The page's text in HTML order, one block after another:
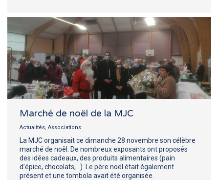
Marché de noël de la MJC
Actualités, Associations
La MJC organisait ce dimanche 28 novembre son célèbre
marché de noël. De nombreux exposants ont proposés
des idées cadeaux, des produits alimentaires (pain
d’épice, chocolats,…). Le père noël était également
présent et une tombola avait été organisée.